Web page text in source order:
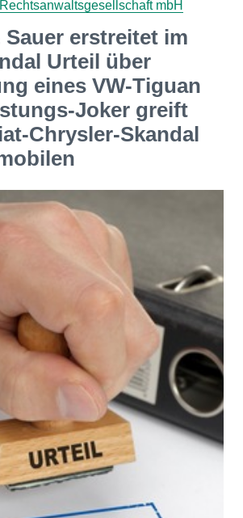
mbH
Sauer erstreitet im
Urteil über
eines VW-Tiguan
Joker greift
Chrysler-Skandal